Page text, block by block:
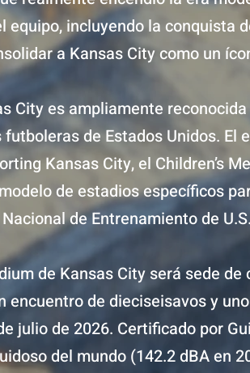
equipo, incluyendo la conquista
a Kansas City como un
City es ampliamente
de Estados Unidos. El
Kansas City, el Children’s
de estadios específicos
de Entrenamiento de
de Kansas City será sede
encuentro de dieciseisavos y
julio de 2026. Certificado por
del mundo (142.2 dBA en